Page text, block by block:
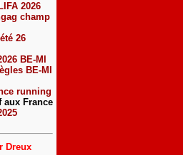
2026
champ
26
BE-MI
BE-MI
running
aux France
Dreux